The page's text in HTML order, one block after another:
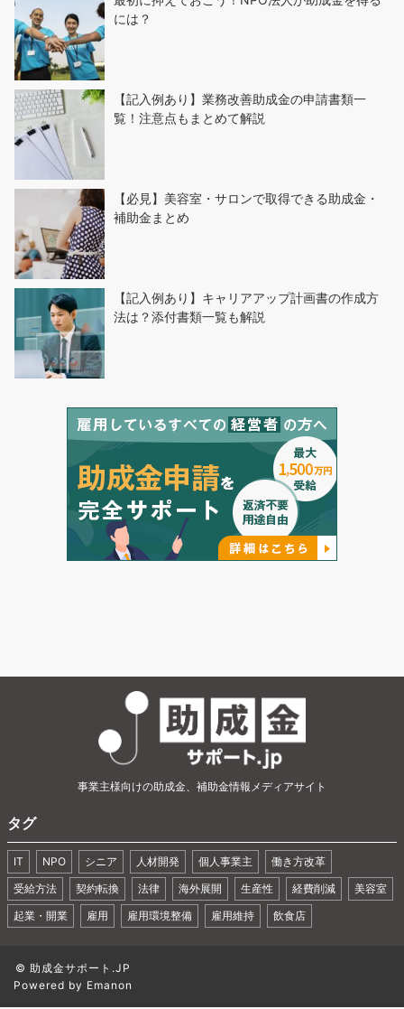
には？
【記入例あり】業務改善助成金の申請書類一
覧！注意点もまとめて解説
【必見】美容室・サロンで取得できる助成金・
補助金まとめ
【記入例あり】キャリアアップ計画書の作成方
法は？添付書類一覧も解説
事業主様向けの助成金、補助金情報メディアサイト
タグ
IT NPO シニア 人材開発 個人事業主
働き方改革
受給方法
契約転換 法律 海外展開 生産性 経費削減
美容室
起業・開業
雇用 雇用環境整備 雇用維持 飲食店
© 助成金サポート.JP
Powered by Emanon